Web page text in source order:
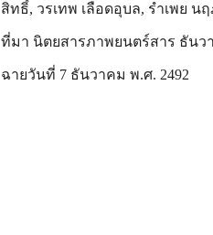
สิทธิ์, วรเทพ เลือดอุบล, รําเพย
ที่มา นิตยสารภาพยนตร์สาร ธันว
ฉายวันที่ 7 ธันวาคม พ.ศ. 2492